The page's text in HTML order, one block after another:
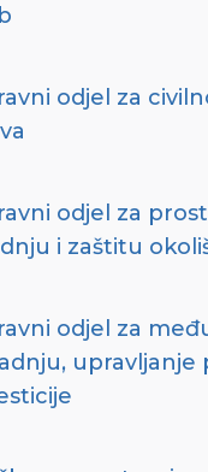
odjel za
odjel za
i zaštitu
odjel za
upravljanje